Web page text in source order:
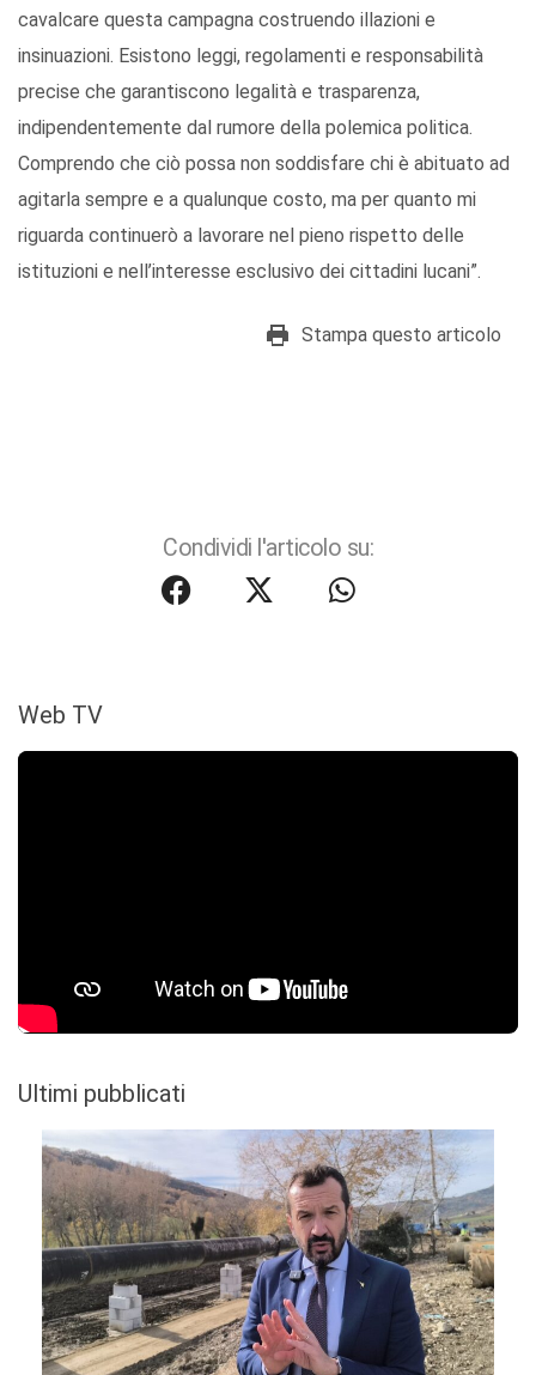
cavalcare questa campagna costruendo illazioni e
insinuazioni. Esistono leggi, regolamenti e responsabilità
precise che garantiscono legalità e trasparenza,
indipendentemente dal rumore della polemica politica.
Comprendo che ciò possa non soddisfare chi è abituato ad
agitarla sempre e a qualunque costo, ma per quanto mi
riguarda continuerò a lavorare nel pieno rispetto delle
istituzioni e nell’interesse esclusivo dei cittadini lucani”.
Stampa questo articolo
Condividi l'articolo su:
Web TV
Ultimi pubblicati